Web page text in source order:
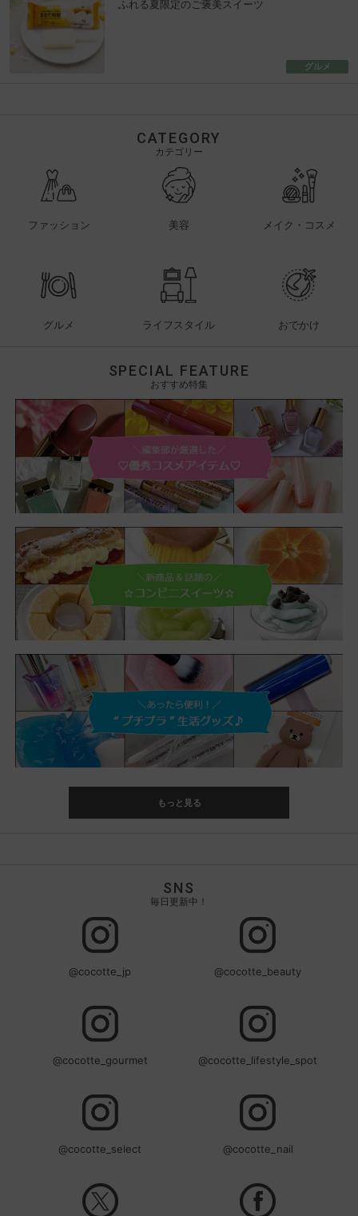
ふれる夏限定のご褒美スイーツ
グルメ
CATEGORY
カテゴリー
ファッション 美容 メイク・コスメ
グルメ ライフスタイル おでかけ
SPECIAL FEATURE
おすすめ特集
もっと見る
SNS
毎日更新中！
@cocotte_jp @cocotte_beauty
@cocotte_gourmet @cocotte_lifestyle_spot
@cocotte_select @cocotte_nail